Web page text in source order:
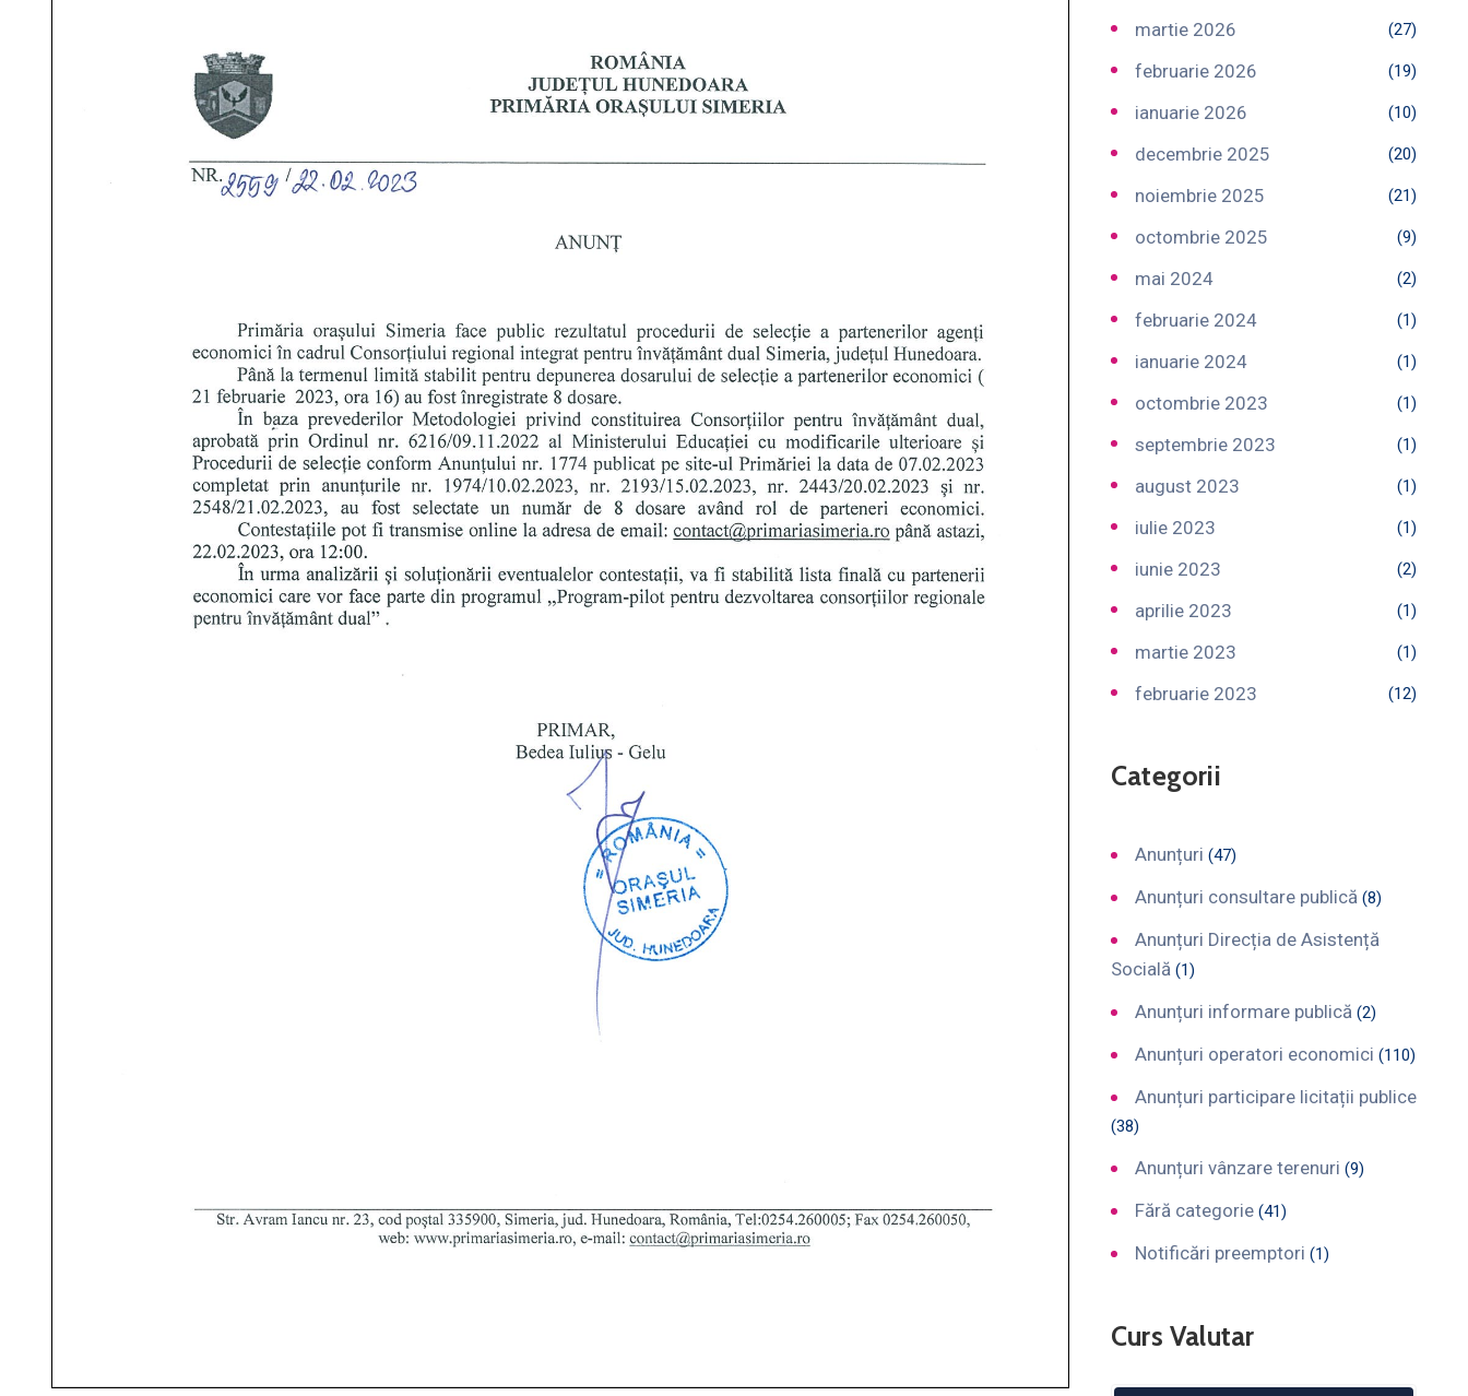
martie 2026 (27)
februarie 2026 (19)
ianuarie 2026 (10)
decembrie 2025 (20)
noiembrie 2025 (21)
octombrie 2025 (9)
mai 2024 (2)
februarie 2024 (1)
ianuarie 2024 (1)
octombrie 2023 (1)
septembrie 2023 (1)
august 2023 (1)
iulie 2023 (1)
iunie 2023 (2)
aprilie 2023 (1)
martie 2023 (1)
februarie 2023 (12)
Categorii
Anunțuri (47)
Anunțuri consultare publică (8)
Anunțuri Direcția de Asistență
Socială (1)
Anunțuri informare publică (2)
Anunțuri operatori economici (110)
Anunțuri participare licitații publice
(38)
Anunțuri vânzare terenuri (9)
Fără categorie (41)
Notificări preemptori (1)
Curs Valutar